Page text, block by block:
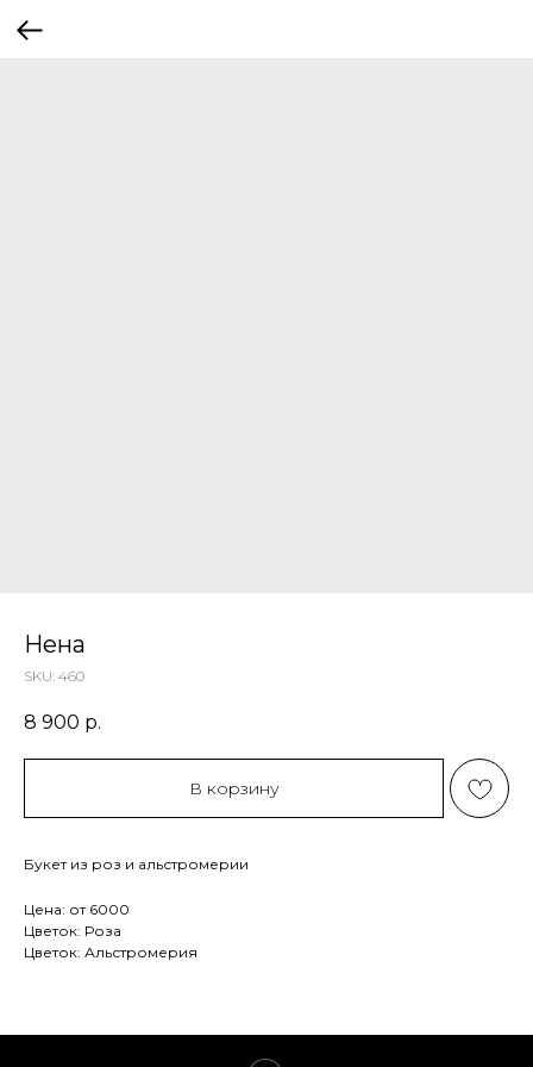
Нена
SKU: 460
8 900 р.
В корзину
Букет из роз и альстромерии
Цена: от 6000
Цветок: Роза
Цветок: Альстромерия